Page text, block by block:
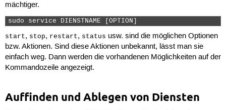
mächtiger.
sudo service DIENSTNAME [OPTION]
start, stop, restart, status usw. sind die möglichen Optionen
bzw. Aktionen. Sind diese Aktionen unbekannt, lässt man sie
einfach weg. Dann werden die vorhandenen Möglichkeiten auf der
Kommandozeile angezeigt.
Auffinden und Ablegen von Diensten